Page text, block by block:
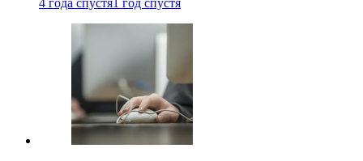
4 года спустя 1 год спустя